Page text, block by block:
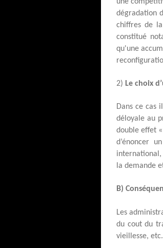
dégradation
chiffres de
constitué
qu'une
2) Le choix
Dans ce cas
déloyale au
double effet «
d’énoncer
international,
la demande
B)
Les
du cout du
vieillesse,